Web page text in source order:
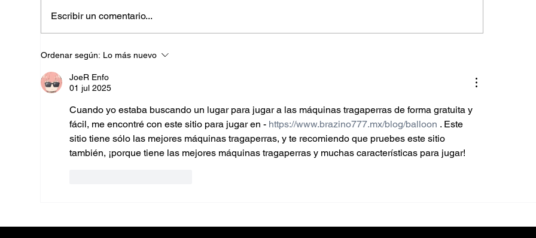
LUNETA: El alma de la tierra
quemada por el sol en un
entorno moderno
sostenible
Escribir un comentario...
Ordenar según: Lo más nuevo
JoeR Enfo
01 jul 2025
Cuando yo estaba buscando un lugar para jugar a las máquinas tragaperras de forma gratuita y
fácil, me encontré con este sitio para jugar en - https://www.brazino777.mx/blog/balloon . Este
sitio tiene sólo las mejores máquinas tragaperras, y te recomiendo que pruebes este sitio
también, ¡porque tiene las mejores máquinas tragaperras y muchas características para jugar!